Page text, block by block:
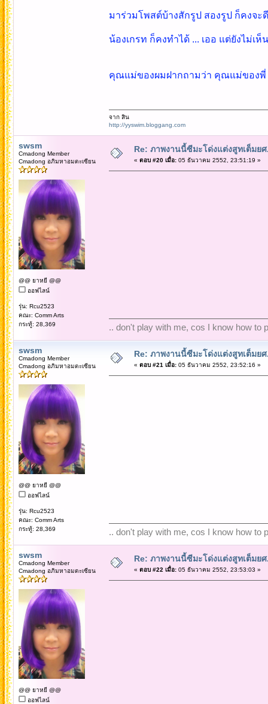
มาร่วมโพสต์บ้างสักรูป สองรูป ก็คงจะดี
น้องเกรท ก็คงทำได้ ... เออ แต่ยังไม่
คุณแม่ของผมฝากถามว่า คุณแม่ของพี่
จาก สิน
http://yyswim.bloggang.com
swsm
Cmadong Member
Cmadong อภิมหาอมตะเซียน
@@ ยาหยี @@
ออฟไลน์
รุ่น: Rcu2523
คณะ: Comm Arts
กระทู้: 28,369
Re: ภาพงานนี้ซีมะโด่งแต่งสูทเต็มย
« ตอบ #20 เมื่อ:05 ธันวาคม 2552, 23:51:19 »
.. don't play with me, cos I know how to
swsm
Cmadong Member
Cmadong อภิมหาอมตะเซียน
@@ ยาหยี @@
ออฟไลน์
รุ่น: Rcu2523
คณะ: Comm Arts
กระทู้: 28,369
Re: ภาพงานนี้ซีมะโด่งแต่งสูทเต็มย
« ตอบ #21 เมื่อ:05 ธันวาคม 2552, 23:52:16 »
.. don't play with me, cos I know how to
swsm
Cmadong Member
Cmadong อภิมหาอมตะเซียน
@@ ยาหยี @@
ออฟไลน์
Re: ภาพงานนี้ซีมะโด่งแต่งสูทเต็มย
« ตอบ #22 เมื่อ:05 ธันวาคม 2552, 23:53:03 »